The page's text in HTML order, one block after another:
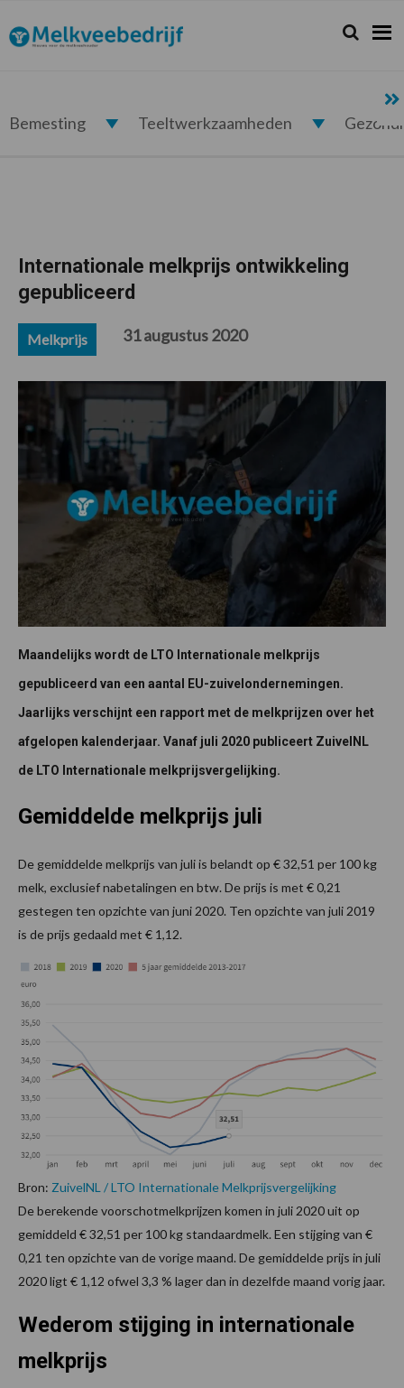
de
hoofdnavigatie
de
hoofd
de
eerste
de
voettekst
Melkveebedrijf.nl Zoeken...
Zoek
Bemesting Teeltwerkzaamheden
Internationale melkprijs ontwikkeling
gepubliceerd
Melkprijs 31 augustus 2020
Maandelijks wordt de LTO Internationale melkprijs
gepubliceerd van een aantal EU-zuivelondernemingen.
Jaarlijks verschijnt een rapport met de melkprijzen over het
afgelopen kalenderjaar. Vanaf juli 2020 publiceert ZuivelNL
de LTO Internationale melkprijsvergelijking.
Gemiddelde melkprijs juli
De gemiddelde melkprijs van juli is belandt op € 32,51 per 100 kg
melk, exclusief nabetalingen en btw. De prijs is met € 0,21
gestegen ten opzichte van juni 2020. Ten opzichte van juli 2019
is de prijs gedaald met € 1,12.
Bron: ZuivelNL / LTO Internationale Melkprijsvergelijking
De berekende voorschotmelkprijzen komen in juli 2020 uit op
gemiddeld € 32,51 per 100 kg standaardmelk. Een stijging van €
0,21 ten opzichte van de vorige maand. De gemiddelde prijs in juli
2020 ligt € 1,12 ofwel 3,3 % lager dan in dezelfde maand vorig jaar.
Wederom stijging in internationale
melkprijs